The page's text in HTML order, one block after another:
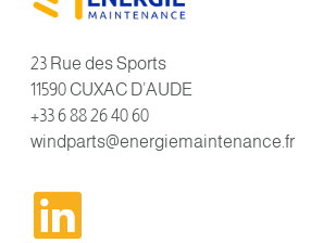
23 Rue des Sports
11590 CUXAC D’AUDE
+33 6 88 26 40 60
windparts@energiemaintenance.fr